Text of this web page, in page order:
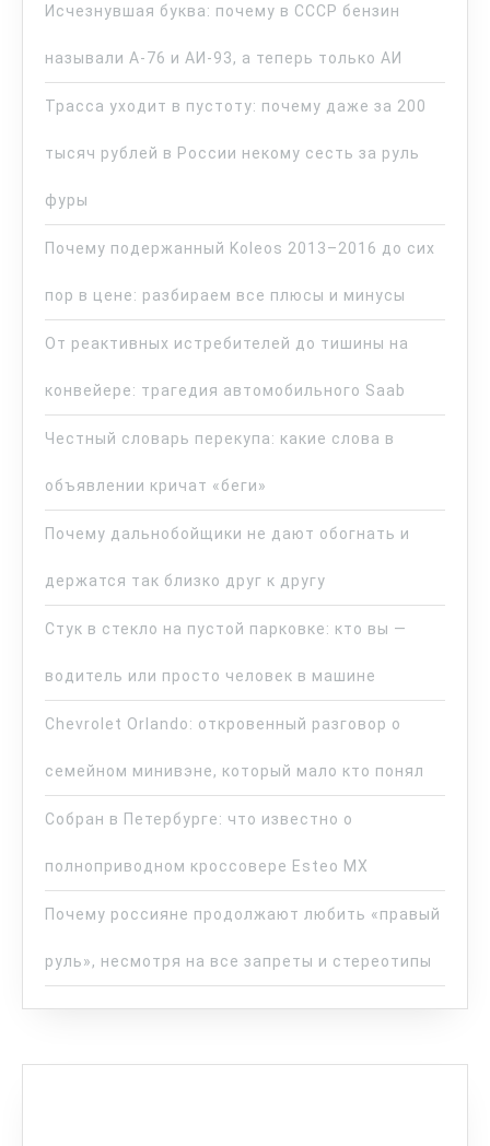
Исчезнувшая буква: почему в СССР бензин
называли А-76 и АИ-93, а теперь только АИ
Трасса уходит в пустоту: почему даже за 200
тысяч рублей в России некому сесть за руль
фуры
Почему подержанный Koleos 2013–2016 до сих
пор в цене: разбираем все плюсы и минусы
От реактивных истребителей до тишины на
конвейере: трагедия автомобильного Saab
Честный словарь перекупа: какие слова в
объявлении кричат «беги»
Почему дальнобойщики не дают обогнать и
держатся так близко друг к другу
Стук в стекло на пустой парковке: кто вы —
водитель или просто человек в машине
Chevrolet Orlando: откровенный разговор о
семейном минивэне, который мало кто понял
Собран в Петербурге: что известно о
полноприводном кроссовере Esteo MX
Почему россияне продолжают любить «правый
руль», несмотря на все запреты и стереотипы